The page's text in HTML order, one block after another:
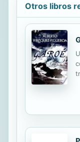
Otros libros